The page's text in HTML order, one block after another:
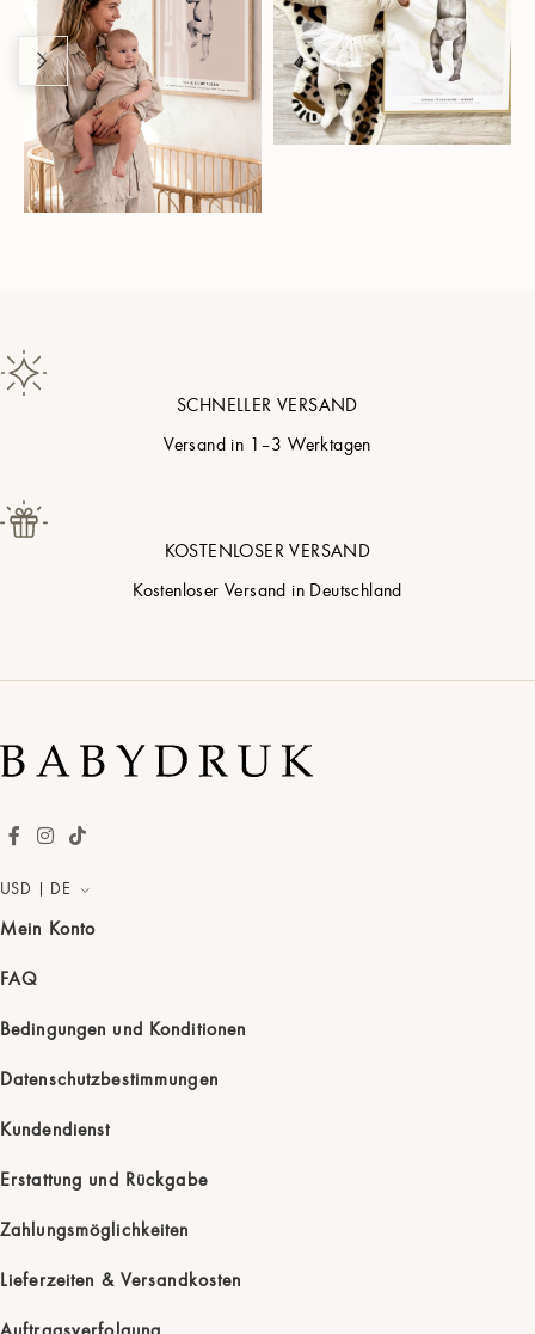
Hintergrund Übernehmen
Samtschwarz
Nachtblau
Pistaziencreme
Giraffe
Cuteplanets
Tootie
Pistaziencreme
Puderblau
Rand
SCHNELLER VERSAND
Versand in 1–3 Werktagen
KOSTENLOSER VERSAND
Kostenloser Versand in Deutschland
USD | DE
Mein Konto
FAQ
Bedingungen und Konditionen
Datenschutzbestimmungen
Kundendienst
Erstattung und Rückgabe
Zahlungsmöglichkeiten
Lieferzeiten & Versandkosten
Auftragsverfolgung